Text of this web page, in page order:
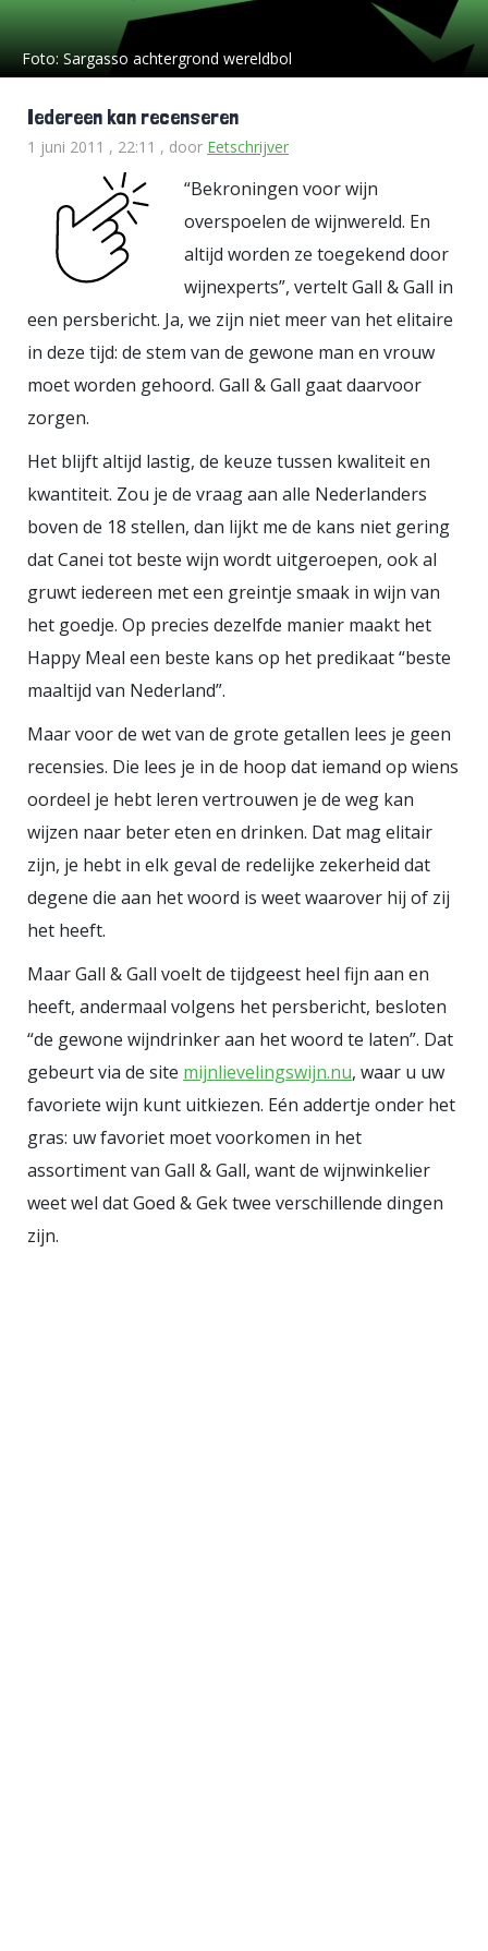
Foto: Sargasso achtergrond wereldbol
Iedereen kan recenseren
1 juni 2011 , 22:11 , door Eetschrijver
“Bekroningen voor wijn
overspoelen de wijnwereld. En
altijd worden ze toegekend door
wijnexperts”, vertelt Gall & Gall in
een persbericht. Ja, we zijn niet meer van het elitaire
in deze tijd: de stem van de gewone man en vrouw
moet worden gehoord. Gall & Gall gaat daarvoor
zorgen.
Het blijft altijd lastig, de keuze tussen kwaliteit en
kwantiteit. Zou je de vraag aan alle Nederlanders
boven de 18 stellen, dan lijkt me de kans niet gering
dat Canei tot beste wijn wordt uitgeroepen, ook al
gruwt iedereen met een greintje smaak in wijn van
het goedje. Op precies dezelfde manier maakt het
Happy Meal een beste kans op het predikaat “beste
maaltijd van Nederland”.
Maar voor de wet van de grote getallen lees je geen
recensies. Die lees je in de hoop dat iemand op wiens
oordeel je hebt leren vertrouwen je de weg kan
wijzen naar beter eten en drinken. Dat mag elitair
zijn, je hebt in elk geval de redelijke zekerheid dat
degene die aan het woord is weet waarover hij of zij
het heeft.
Maar Gall & Gall voelt de tijdgeest heel fijn aan en
heeft, andermaal volgens het persbericht, besloten
“de gewone wijndrinker aan het woord te laten”. Dat
gebeurt via de site mijnlievelingswijn.nu, waar u uw
favoriete wijn kunt uitkiezen. Eén addertje onder het
gras: uw favoriet moet voorkomen in het
assortiment van Gall & Gall, want de wijnwinkelier
weet wel dat Goed & Gek twee verschillende dingen
zijn.